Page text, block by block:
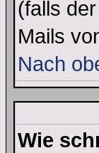
(falls
Mails
Nach
Wie